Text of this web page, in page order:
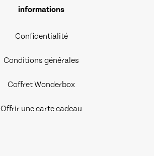
informations
Confidentialité
Conditions générales
Coffret Wonderbox
Offrir une carte cadeau